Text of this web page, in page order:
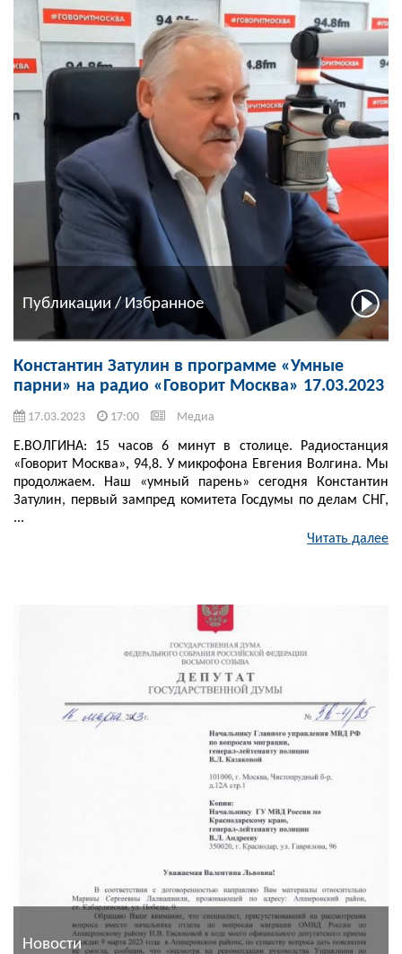
Публикации / Избранное
Константин Затулин в программе «Умные
парни» на радио «Говорит Москва» 17.03.2023
17.03.2023 17:00 Медиа
Е.ВОЛГИНА: 15 часов 6 минут в столице. Радиостанция
«Говорит Москва», 94,8. У микрофона Евгения Волгина. Мы
продолжаем. Наш «умный парень» сегодня Константин
Затулин, первый зампред комитета Госдумы по делам СНГ,
...
Читать далее
Новости